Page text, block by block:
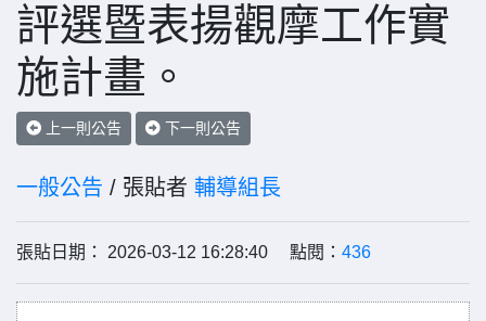
評選暨表揚觀摩工作實
施計畫。
上一則公告 下一則公告
一般公告 / 張貼者 輔導組長
張貼日期： 2026-03-12 16:28:40 點閱： 436